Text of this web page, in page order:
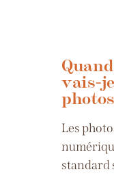
vais-
Les
standard